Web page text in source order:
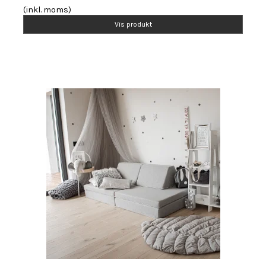
(inkl. moms)
Vis produkt